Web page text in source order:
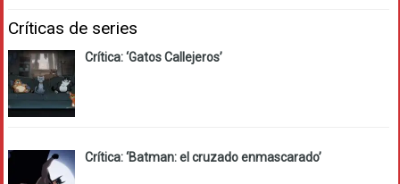
Críticas de series
Crítica: ‘Gatos Callejeros’
Crítica: ‘Batman: el cruzado enmascarado’